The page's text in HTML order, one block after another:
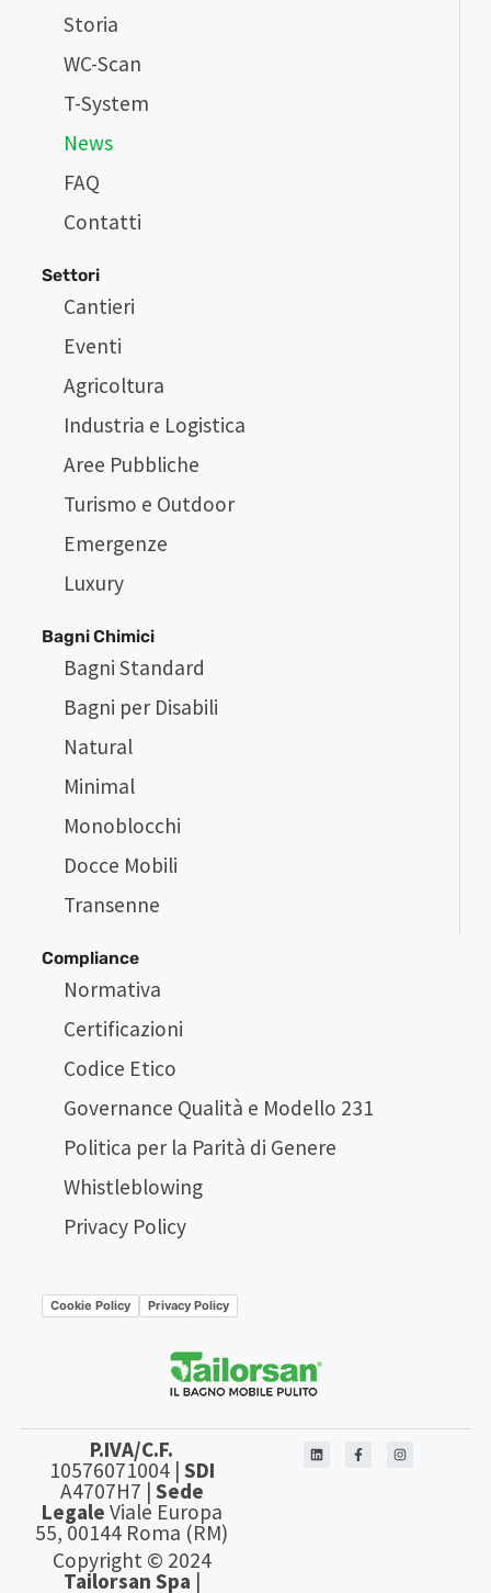
Storia
WC-Scan
T-System
News
FAQ
Contatti
Settori
Cantieri
Eventi
Agricoltura
Industria e Logistica
Aree Pubbliche
Turismo e Outdoor
Emergenze
Luxury
Bagni Chimici
Bagni Standard
Bagni per Disabili
Natural
Minimal
Monoblocchi
Docce Mobili
Transenne
Compliance
Normativa
Certificazioni
Codice Etico
Governance Qualità e Modello 231
Politica per la Parità di Genere
Whistleblowing
Privacy Policy
Cookie Policy Privacy Policy
P.IVA/C.F.
10576071004 | SDI
A4707H7 | Sede
Legale Viale Europa
55, 00144 Roma (RM)
Copyright © 2024
Tailorsan Spa |